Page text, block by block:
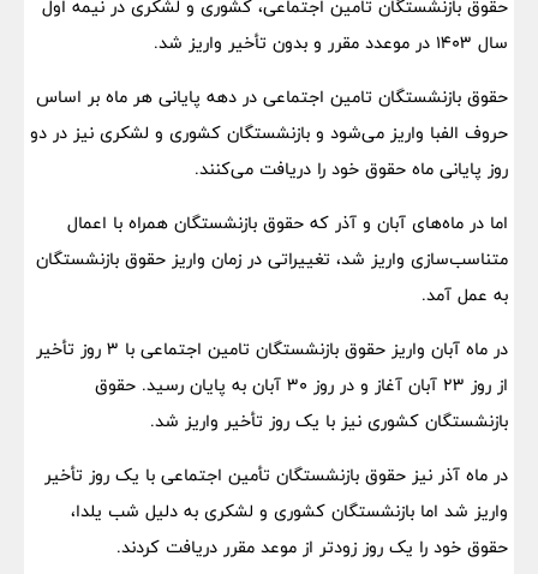
حقوق بازنشستگان تامین اجتماعی، کشوری و لشکری در نیمه اول
سال ۱۴۰۳ در موعدد مقرر و بدون تأخیر واریز شد.
حقوق بازنشستگان تامین اجتماعی در دهه پایانی هر ماه بر اساس
حروف الفبا واریز می‌شود و بازنشستگان کشوری و لشکری نیز در دو
روز پایانی ماه حقوق خود را دریافت می‌کنند.
اما در ماه‌های آبان و آذر که حقوق بازنشستگان همراه با اعمال
متناسب‌سازی واریز شد، تغییراتی در زمان واریز حقوق بازنشستگان
به عمل آمد.
در ماه آبان واریز حقوق بازنشستگان تامین اجتماعی با ۳ روز تأخیر
از روز ۲۳ آبان آغاز و در روز ۳۰ آبان به پایان رسید. حقوق
بازنشستگان کشوری نیز با یک روز تأخیر واریز شد.
در ماه آذر نیز حقوق بازنشستگان تأمین اجتماعی با یک روز تأخیر
واریز شد اما بازنشستگان کشوری و لشکری به دلیل شب یلدا،
حقوق خود را یک روز زودتر از موعد مقرر دریافت کردند.